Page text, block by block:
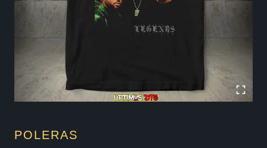
POLERAS